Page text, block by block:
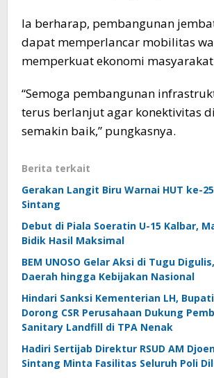
Ia berharap, pembangunan
dapat memperlancar mobilitas
memperkuat ekonomi
“Semoga pembangunan
terus berlanjut agar konektivitas
semakin baik,” pungkasnya.
Berita terkait
Gerakan Langit Biru Warnai HUT ke-
Sintang
Debut di Piala Soeratin U-15 Kalbar,
Bidik Hasil Maksimal
BEM UNOSO Gelar Aksi di Tugu
Daerah hingga Kebijakan Nasional
Hindari Sanksi Kementerian LH,
Dorong CSR Perusahaan Dukung
Sanitary Landfill di TPA Nenak
Hadiri Sertijab Direktur RSUD AM
Sintang Minta Fasilitas Seluruh Poli